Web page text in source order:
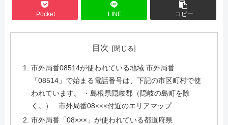
Pocket LINE コピー
目次
市外局番08514が使われている地域 市外局番
「08514」で始まる電話番号は、下記の市区町村で使
われています。 ・島根県隠岐郡（隠岐の島町を除
く。） 市外局番08×××付近のエリアマップ
市外局番「08×××」が使われている都道府県